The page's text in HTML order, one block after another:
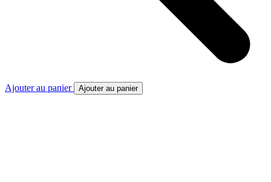
Ajouter au panier Ajouter au panier